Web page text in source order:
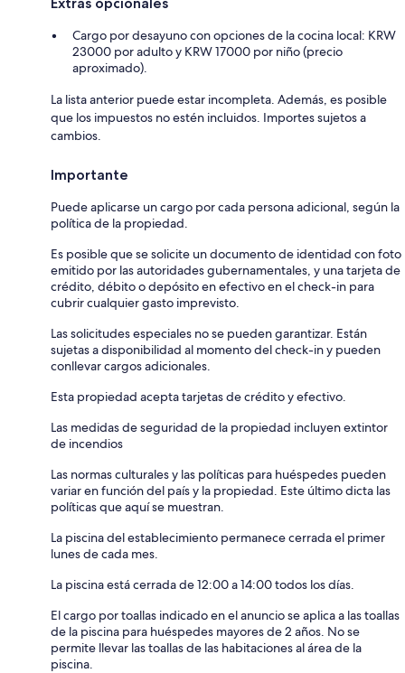
Cargo por desayuno con opciones de la cocina local: KRW
23000 por adulto y KRW 17000 por niño (precio
aproximado).
La lista anterior puede estar incompleta. Además, es posible
que los impuestos no estén incluidos. Importes sujetos a
cambios.
Importante
Puede aplicarse un cargo por cada persona adicional, según la
política de la propiedad.
Es posible que se solicite un documento de identidad con foto
emitido por las autoridades gubernamentales, y una tarjeta de
crédito, débito o depósito en efectivo en el check-in para
cubrir cualquier gasto imprevisto.
Las solicitudes especiales no se pueden garantizar. Están
sujetas a disponibilidad al momento del check-in y pueden
conllevar cargos adicionales.
Esta propiedad acepta tarjetas de crédito y efectivo.
Las medidas de seguridad de la propiedad incluyen extintor
de incendios
Las normas culturales y las políticas para huéspedes pueden
variar en función del país y la propiedad. Este último dicta las
políticas que aquí se muestran.
La piscina del establecimiento permanece cerrada el primer
lunes de cada mes.
La piscina está cerrada de 12:00 a 14:00 todos los días.
El cargo por toallas indicado en el anuncio se aplica a las toallas
de la piscina para huéspedes mayores de 2 años. No se
permite llevar las toallas de las habitaciones al área de la
piscina.